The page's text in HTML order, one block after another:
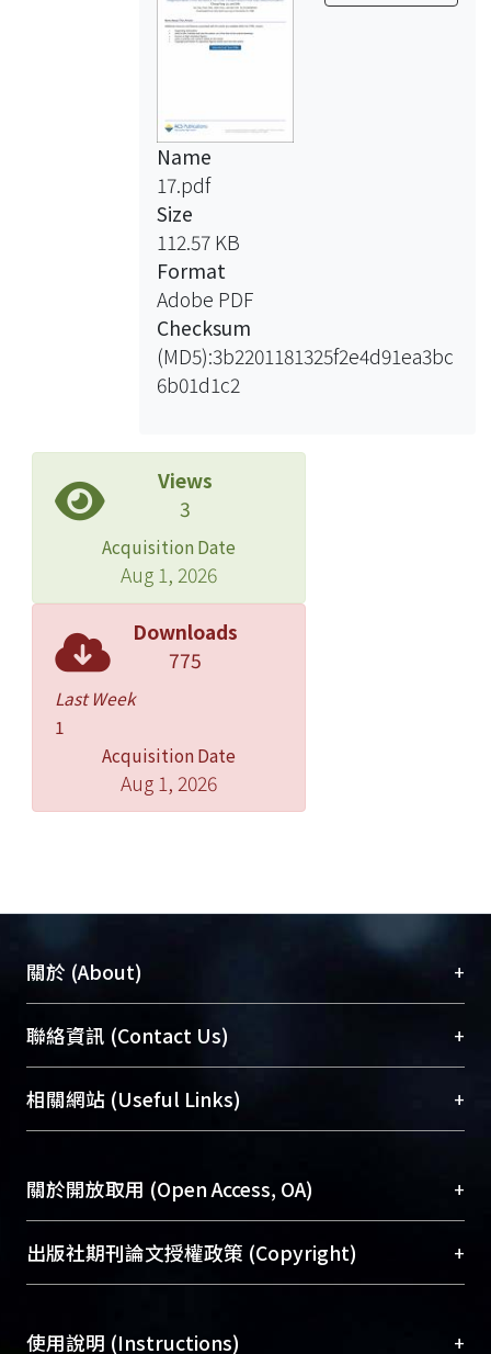
Name
17.pdf
Size
112.57 KB
Format
Adobe PDF
Checksum
(MD5):3b2201181325f2e4d91ea3bc
6b01d1c2
Views
3
Acquisition Date
Aug 1, 2026
Downloads
775
Last Week
1
Acquisition Date
Aug 1, 2026
關於 (About) +
臺大位居世界頂尖大學之列，為永久珍藏及向國際
展現本校豐碩的研究成果及學術能量，圖書館整合
機構典藏（NTUR）與學術庫（AH）不同功能平
台，成為臺大學術典藏NTU scholars。期能整合研
成果。
To permanently archive and promote researcher
profiles and scholarly works, Library integrates the
services of “NTU Repository” with “Academic
聯絡資訊 (Contact Us) +
總館學科館員(Main Library)
醫學圖書館學科館員(Medical Library)
Sciences Library)
相關網站 (Useful Links) +
關於開放取用 (Open Access, OA) +
開放取用是從使用者角度提升資訊取用性的社會運
動，應用在學術研究上是透過將研究著作公開供使
用逐年攀升。同時可加速研究發展、提升研究影響
出版社期刊論文授權政策 (Copyright) +
含部分內容的版權非匯入者所有，或由第三方贊
使用說明 (Instructions) +